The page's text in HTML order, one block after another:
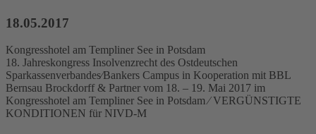
18.05.2017
Kongresshotel am Templiner See in Potsdam
18. Jahreskongress Insolvenzrecht des Ostdeutschen
Sparkassenverbandes⁄Bankers Campus in Kooperation mit BBL
Bernsau Brockdorff & Partner vom 18. – 19. Mai 2017 im
Kongresshotel am Templiner See in Potsdam ⁄ VERGÜNSTIGTE
KONDITIONEN für NIVD-M